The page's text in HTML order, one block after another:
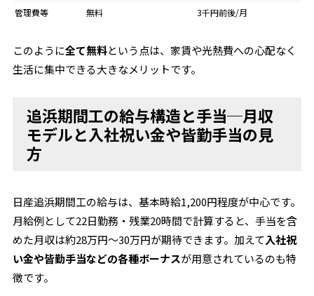
管理費等
無料 3千円前後/月
このように全て無料という点は、家賃や光熱費への心配なく
生活に集中できる大きなメリットです。
追浜期間工の給与構造と手当─月収
モデルと入社祝い金や皆勤手当の見
方
日産追浜期間工の給与は、基本時給1,200円程度が中心です。
月給例として22日勤務・残業20時間で計算すると、手当を含
めた月収は約28万円～30万円が期待できます。加えて入社祝
い金や皆勤手当などの各種ボーナスが用意されているのも特
徴です。